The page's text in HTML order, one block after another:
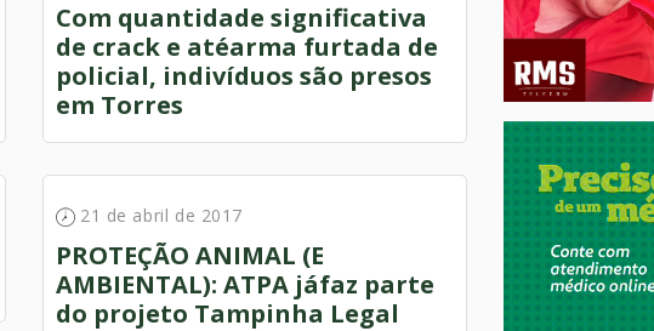
Com quantidade significativa
de crack e atéarma furtada de
policial, indiví­duos são presos
em Torres
21 de abril de 2017
PROTEÇÃO ANIMAL (E
AMBIENTAL): ATPA jáfaz parte
do projeto Tampinha Legal